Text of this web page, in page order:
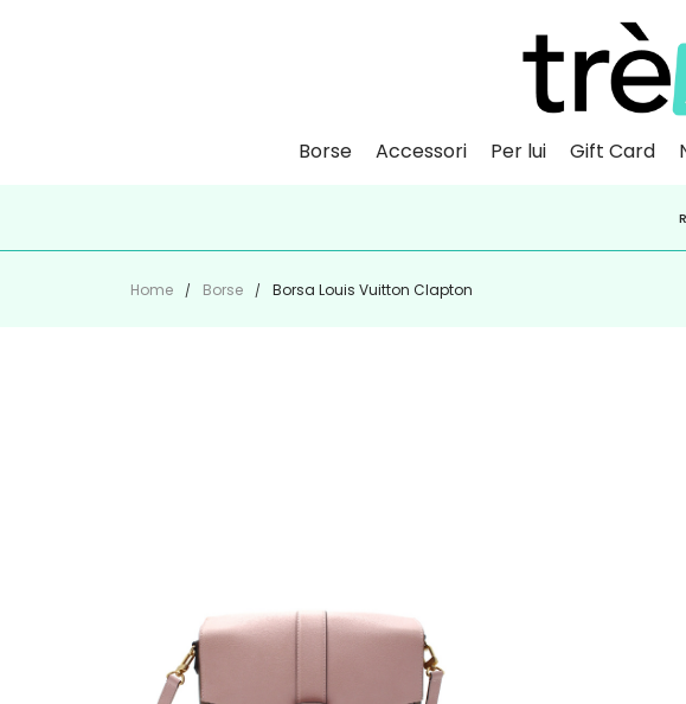
Borse Accessori Per lui Gift Card
PAGA A
ISCRIVITI ALLA
Home Borse Borsa Louis Vuitton Clapton